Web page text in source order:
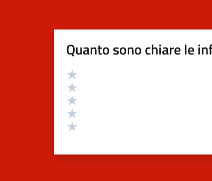
Quanto sono chiare le
Valutazione